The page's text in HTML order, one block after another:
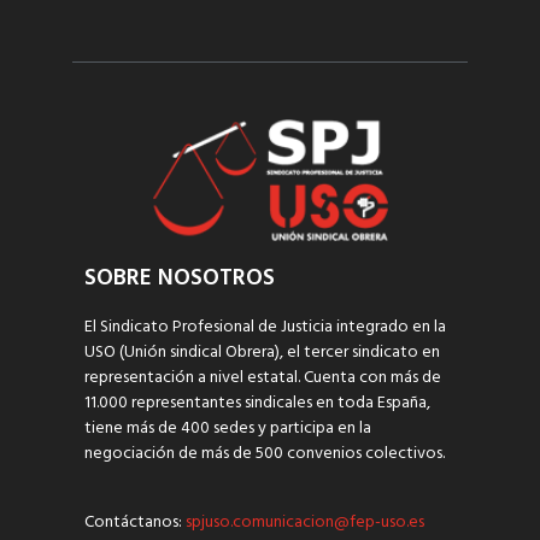
SOBRE NOSOTROS
El Sindicato Profesional de Justicia integrado en la
USO (Unión sindical Obrera), el tercer sindicato en
representación a nivel estatal. Cuenta con más de
11.000 representantes sindicales en toda España,
tiene más de 400 sedes y participa en la
negociación de más de 500 convenios colectivos.
Contáctanos: spjuso.comunicacion@fep-uso.es